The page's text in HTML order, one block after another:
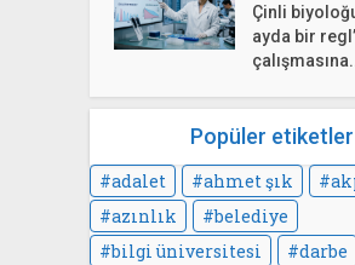
Çinli
ayda bir
Popüler etiketler
adalet ahmet şık
azınlık
belediye
bilgi üniversitesi
darbe